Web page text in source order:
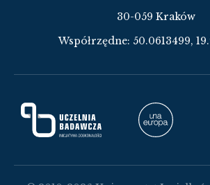
30-059 Kraków
Współrzędne: 50.0613499,